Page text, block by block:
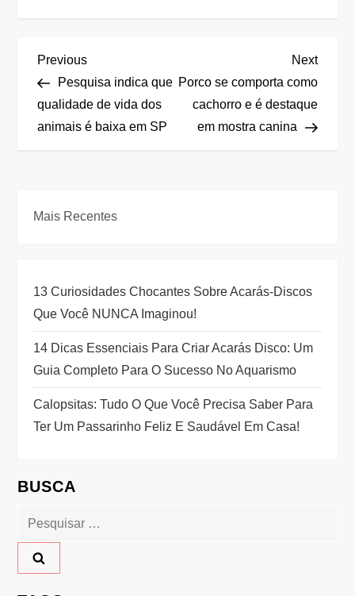
N
a
v
g
ç
ã
o
d
e
P
o
s
t
Previous
Post
Previous
Pesquisa indica que
qualidade de vida dos
animais é baixa em SP
Next
Post
Next
Porco se comporta como
cachorro e é destaque
em mostra canina
Mais Recentes
13 Curiosidades Chocantes Sobre Acarás-Discos
Que Você NUNCA Imaginou!
14 Dicas Essenciais Para Criar Acarás Disco: Um
Guia Completo Para O Sucesso No Aquarismo
Calopsitas: Tudo O Que Você Precisa Saber Para
Ter Um Passarinho Feliz E Saudável Em Casa!
BUSCA
Pesquisar